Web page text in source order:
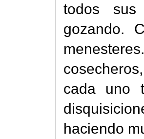
todos sus
gozando.
cada uno
haciendo